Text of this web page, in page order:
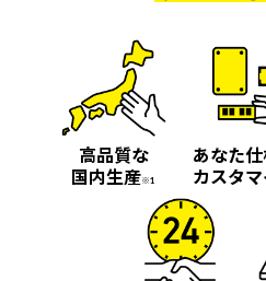
高品質な
国内生産※1
あなた
カスタ